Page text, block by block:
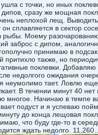
с точки, но иных
сразу же мощная
неплохой лещ.
он сплавляется в сектор
рыбы. Моему
заброс с дипом,
принимаю в
также, но
поклевки.
недолгого ожидания
неумолимо тает. Ловлю
В течении минут 40 нет
многое. Начинаю в темпе
подуст и я успеваю
до конца лещовая
что буду где-то в
ждать недолго.